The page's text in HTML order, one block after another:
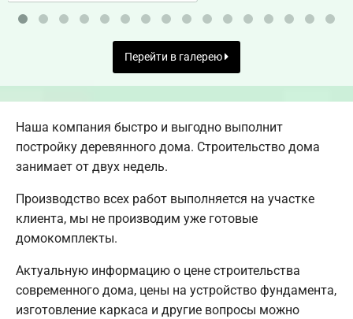
Перейти в галерею
Наша компания быстро и выгодно выполнит
постройку деревянного дома. Строительство дома
занимает от двух недель.
Производство всех работ выполняется на участке
клиента, мы не производим уже готовые
домокомплекты.
Актуальную информацию о цене строительства
современного дома, цены на устройство фундамента,
изготовление каркаса и другие вопросы можно